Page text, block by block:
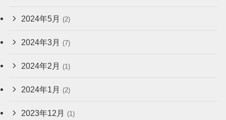
2024年5月 (2)
2024年3月 (7)
2024年2月 (1)
2024年1月 (2)
2023年12月 (1)